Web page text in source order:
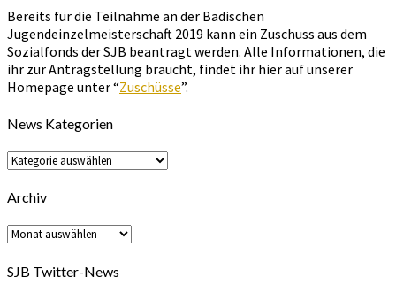
Bereits für die Teilnahme an der Badischen
Jugendeinzelmeisterschaft 2019 kann ein Zuschuss aus dem
Sozialfonds der SJB beantragt werden. Alle Informationen, die
ihr zur Antragstellung braucht, findet ihr hier auf unserer
Homepage unter “Zuschüsse”.
News Kategorien
News
Kategorien
Archiv
Archiv
SJB Twitter-News